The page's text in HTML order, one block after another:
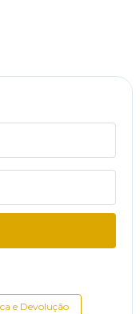
e Devolução